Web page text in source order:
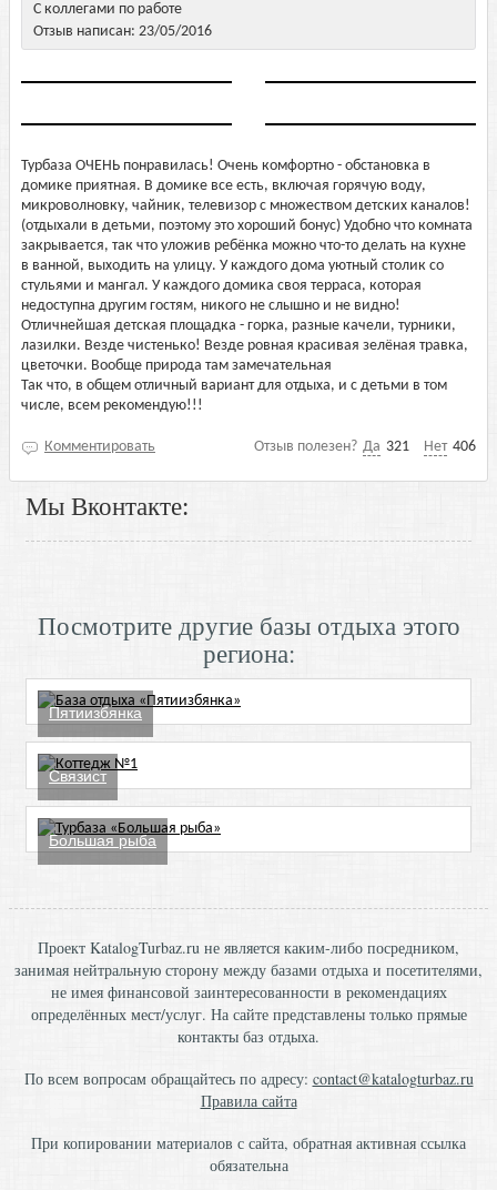
С коллегами по работе
Отзыв написан: 23/05/2016
Турбаза ОЧЕНЬ понравилась! Очень комфортно - обстановка в
домике приятная. В домике все есть, включая горячую воду,
микроволновку, чайник, телевизор с множеством детских каналов!
(отдыхали в детьми, поэтому это хороший бонус) Удобно что комната
закрывается, так что уложив ребёнка можно что-то делать на кухне
в ванной, выходить на улицу. У каждого дома уютный столик со
стульями и мангал. У каждого домика своя терраса, которая
недоступна другим гостям, никого не слышно и не видно!
Отличнейшая детская площадка - горка, разные качели, турники,
лазилки. Везде чистенько! Везде ровная красивая зелёная травка,
цветочки. Вообще природа там замечательная
Так что, в общем отличный вариант для отдыха, и с детьми в том
числе, всем рекомендую!!!
Отзыв полезен? Да 321 Нет 406
Комментировать
Мы Вконтакте:
Посмотрите другие базы отдыха этого
региона:
Пятиизбянка
Связист
Большая рыба
Проект KatalogTurbaz.ru не является каким-либо посредником,
занимая нейтральную сторону между базами отдыха и посетителями,
не имея финансовой заинтересованности в рекомендациях
определённых мест/услуг. На сайте представлены только прямые
контакты баз отдыха.
По всем вопросам обращайтесь по адресу: contact@katalogturbaz.ru
Правила сайта
При копировании материалов с сайта, обратная активная ссылка
обязательна